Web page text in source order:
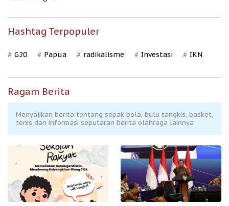
Hashtag Terpopuler
G20 Papua radikalisme Investasi IKN
Ragam Berita
Menyajikan berita tentang sepak bola, bulu tangkis, basket,
tenis dan informasi seputaran berita olahraga lainnya